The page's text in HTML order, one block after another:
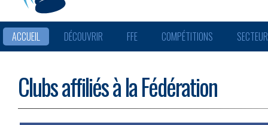
ACCUEIL DÉCOUVRIR FFE COMPÉTITIONS
Clubs affiliés à la Fédération